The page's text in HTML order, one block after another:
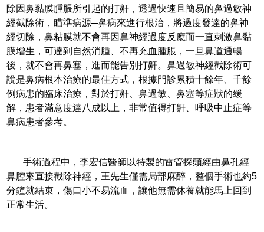
除因鼻黏膜腫脹所引起的打鼾，透過快速且簡易的鼻過敏神
經截除術，瞄準病源─鼻病來進行根治，將過度發達的鼻神
經切除，鼻粘膜就不會再因鼻神經過度反應而一直刺激鼻黏
膜增生，可達到自然消腫、不再充血腫脹，一旦鼻道通暢
後，就不會再鼻塞，進而能告別打鼾。鼻過敏神經截除術可
說是鼻病根本治療的最佳方式，根據門診累積十餘年、千餘
例病患的臨床治療，對於打鼾、鼻過敏、鼻塞等症狀的緩
解，患者滿意度達八成以上，非常值得打鼾、呼吸中止症等
鼻病患者參考。
手術過程中，李宏信醫師以特製的雷管探頭經由鼻孔經
鼻腔來直接截除神經，王先生僅需局部麻醉，整個手術也約5
分鐘就結束，傷口小不易流血，讓他無需休養就能馬上回到
正常生活。